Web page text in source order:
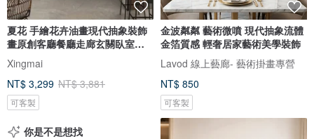
夏花 手繪花卉油畫現代抽象裝飾
畫原創客廳餐廳走廊玄關臥室掛
畫
Xingmai
NT$ 3,299 NT$ 3,881
可客製
金波粼粼 藝術微噴 現代抽象流體
金箔質感 輕奢居家藝術美學裝飾
Lavod 線上藝廊- 藝術掛畫專營
NT$ 850
可客製
你是不是想找